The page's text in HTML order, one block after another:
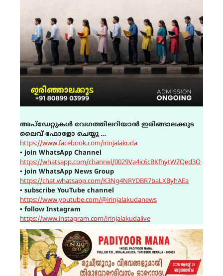
അപ്ഡേറ്റുകൾ വേഗത്തിലറിയാൻ ഇരിങ്ങാലക്കുട
ലൈവ് ഫോളോ ചെയ്യൂ …
https://www.facebook.com/irinjalakuda
▪ join WhatsApp Channel
https://whatsapp.com/channel/0029Va4ic6cBKfhytWZQed3O
▪ join WhatsApp News Group
https://chat.whatsapp.com/K3Ng4NRYDBR7baLXByhAEa
▪ subscribe YouTube channel
https://www.youtube.com/@irinjalakudanews
▪ follow Instagram
https://www.instagram.com/irinjalakudalive